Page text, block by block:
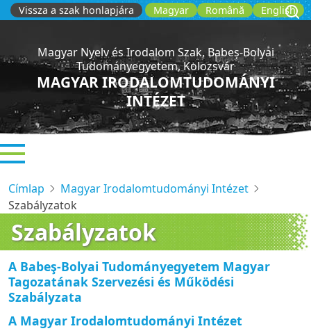
Ugrás
a
Magyar Română English
Vissza a szak honlapjára
Magyar Nyelv és Irodalom Szak, Babeș-Bolyai
Tudományegyetem, Kolozsvár
MAGYAR IRODALOMTUDOMÁNYI
INTÉZET
Címlap
Magyar Irodalomtudományi Intézet
Szabályzatok
Szabályzatok
A Babeş-Bolyai Tudományegyetem Magyar
Tagozatának Szervezési és Működési
Szabályzata
A Magyar Irodalomtudományi Intézet